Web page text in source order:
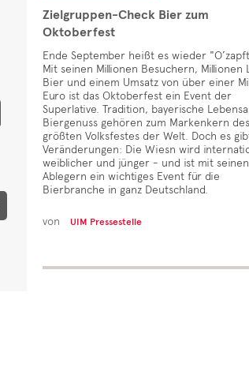
Zielgruppen-Check Bier zum
Oktoberfest
Ende September heißt es wieder
Mit seinen Millionen Besuchern, Millionen
Bier und einem Umsatz von über einer
Euro ist das Oktoberfest ein Event der
Superlative. Tradition, bayerische
Biergenuss gehören zum Markenkern des
größten Volksfestes der Welt. Doch es
Veränderungen: Die Wiesn wird
weiblicher und jünger - und ist mit seinen
Ablegern ein wichtiges Event für die
Bierbranche in ganz Deutschland.
von UIM Pressestelle